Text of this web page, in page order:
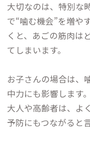
大切なのは、特別な
で“噛む機会”を増や
くと、あごの筋肉は
てしまいます。
お子さんの場合は、
中力にも影響します。
大人や高齢者は、よ
予防にもつながると